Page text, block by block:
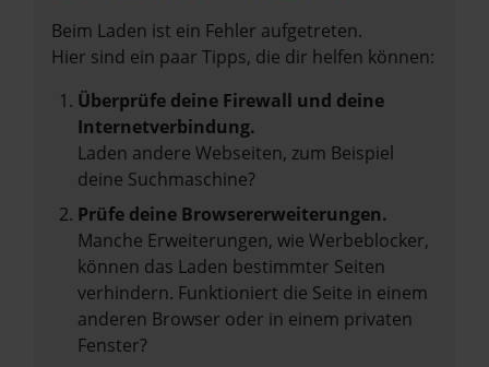
Beim Laden ist ein Fehler aufgetreten.
Hier sind ein paar Tipps, die dir helfen können:
Überprüfe deine Firewall und deine
Internetverbindung.
Laden andere Webseiten, zum Beispiel
deine Suchmaschine?
Prüfe deine Browsererweiterungen.
Manche Erweiterungen, wie Werbeblocker,
können das Laden bestimmter Seiten
verhindern. Funktioniert die Seite in einem
anderen Browser oder in einem privaten
Fenster?